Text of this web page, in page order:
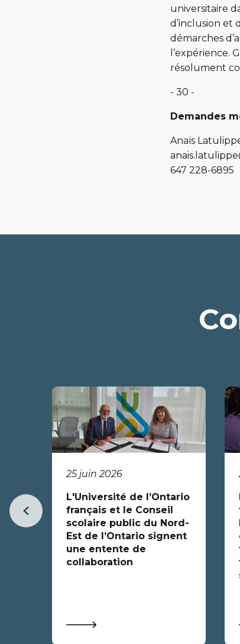
universitaire
d’inclusion et
démarches
l’expérience.
résolument
- 30 -
Demandes
Anaïs
647 228-6895
25 juin 2026
L'Université de l’Ontario
français et le Conseil
scolaire public du Nord-
Est de l’Ontario signent
une entente de
collaboration
Item
précédent